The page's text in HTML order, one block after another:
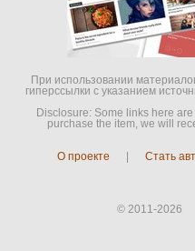
При использовании
гиперссылки c указанием
Disclosure: Some links here
purchase the item, we will
О проекте | Стать
© 2011-2026